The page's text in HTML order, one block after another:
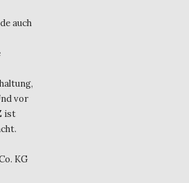
auch
vor
ist
KG